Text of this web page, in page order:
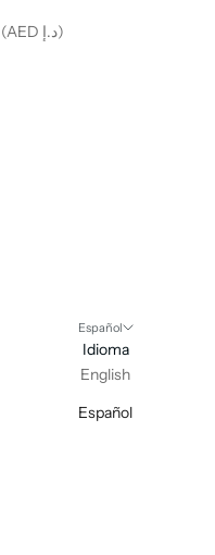
Emiratos Árabes Unidos (AED د.إ)
Español
Idioma
English
Español